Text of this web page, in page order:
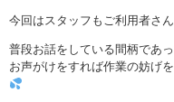
今回はスタッフもご利用者さ
普段お話をしている間柄であ
お声がけをすれば作業の妨げ